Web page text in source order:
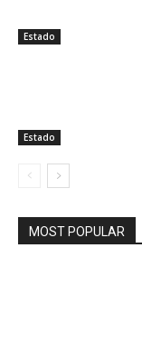
Estado
Estado
MOST POPULAR